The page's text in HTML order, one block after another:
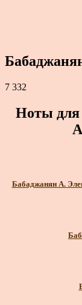
7 332
Ноты для
Бабаджанян А.